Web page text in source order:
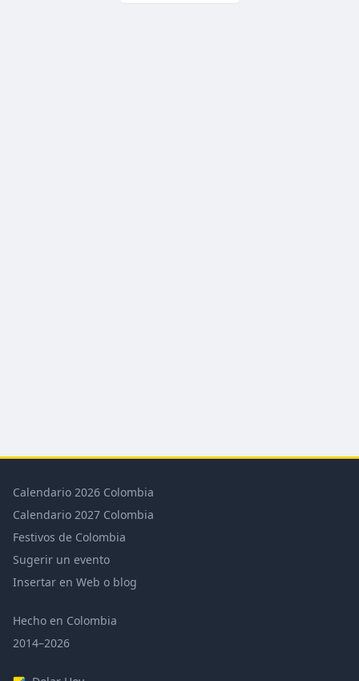
Calendario 2026 Colombia
Calendario 2027 Colombia
Festivos de Colombia
Sugerir un evento
Insertar en Web o blog
Hecho en Colombia
2014–2026